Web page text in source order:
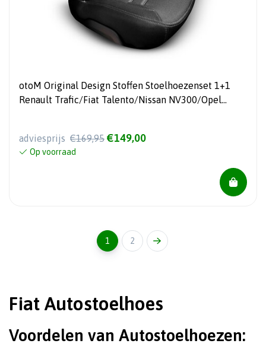
otoM Original Design Stoffen Stoelhoezenset 1+1
Renault Trafic/Fiat Talento/Nissan NV300/Opel
adviesprijs €169,95 €149,00
Op voorraad
1 2
Fiat Autostoelhoes
Voordelen van Autostoelhoezen: